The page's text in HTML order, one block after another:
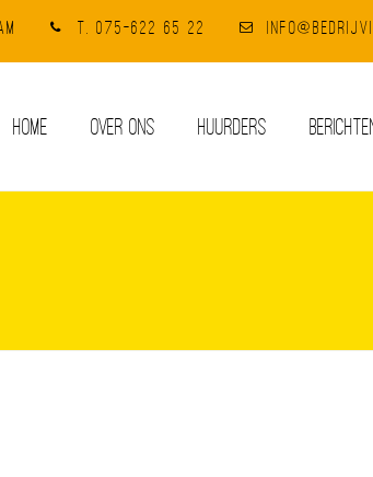
T. 075-622 65 22
HOME OVER ONS HUURDERS